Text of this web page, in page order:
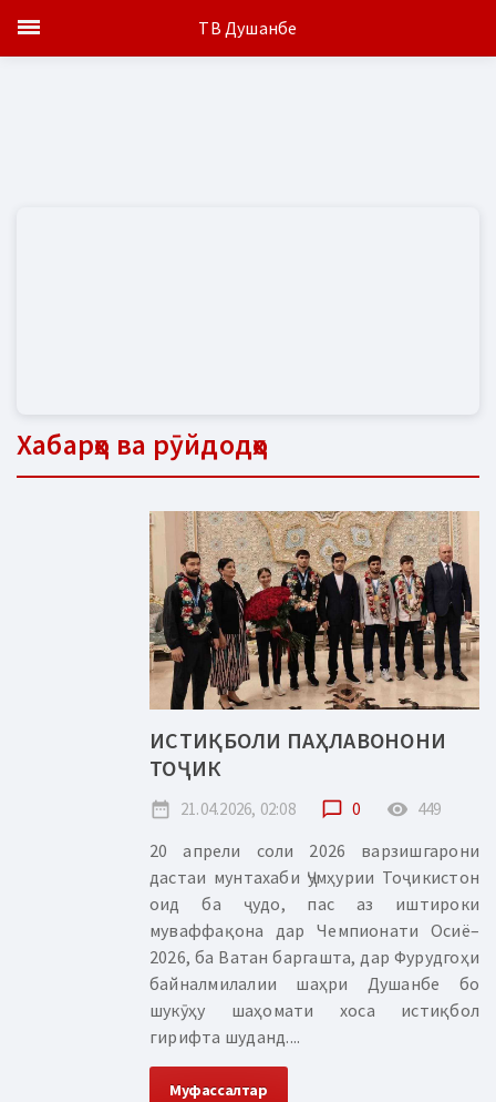
Хабарҳо ва рӯйдодҳо
ИСТИҚБОЛИ ПАҲЛАВОНОНИ
ТОҶИК
date_range 21.04.2026, 02:08 chat_bubble_outline 0 remove_red_eye 449
20 апрели соли 2026 варзишгарони
дастаи мунтахаби Ҷумҳурии Тоҷикистон
оид ба ҷудо, пас аз иштироки
муваффақона дар Чемпионати Осиё–
2026, ба Ватан баргашта, дар Фурудгоҳи
байналмилалии шаҳри Душанбе бо
шукӯҳу шаҳомати хоса истиқбол
гирифта шуданд....
Муфассалтар
ТВ Душанбе